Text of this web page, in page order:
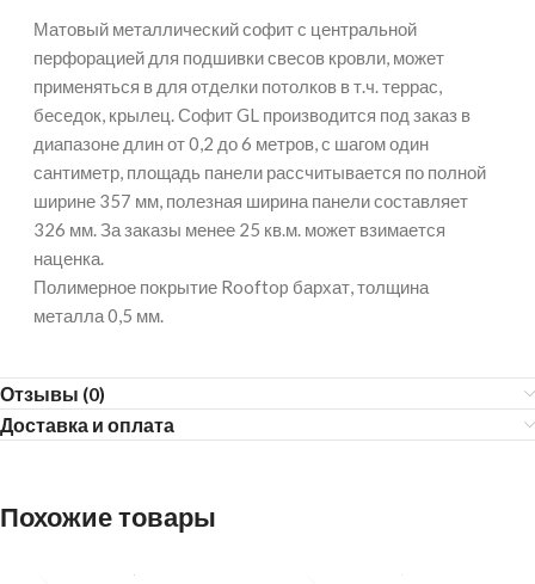
Матовый металлический софит с центральной
перфорацией для подшивки свесов кровли, может
применяться в для отделки потолков в т.ч. террас,
беседок, крылец. Софит GL производится под заказ в
диапазоне длин от 0,2 до 6 метров, с шагом один
сантиметр, площадь панели рассчитывается по полной
ширине 357 мм, полезная ширина панели составляет
326 мм. За заказы менее 25 кв.м. может взимается
наценка.
Полимерное покрытие Rooftop бархат, толщина
металла 0,5 мм.
Отзывы (0)
Доставка и оплата
Похожие товары